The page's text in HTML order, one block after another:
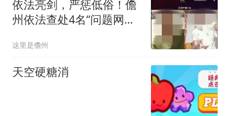
依法亮剑，严惩低俗！儋
州依法查处4名“问题网络
这里是儋州
天空硬糖消